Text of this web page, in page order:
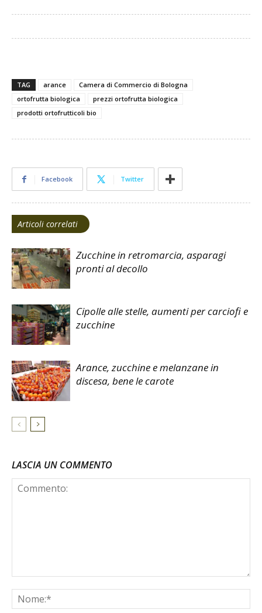
TAG arance
Camera di Commercio di Bologna
ortofrutta biologica
prezzi ortofrutta biologica
prodotti ortofrutticoli bio
Facebook Twitter
Articoli correlati
Zucchine in retromarcia, asparagi
pronti al decollo
Cipolle alle stelle, aumenti per carciofi e
zucchine
Arance, zucchine e melanzane in
discesa, bene le carote
LASCIA UN COMMENTO